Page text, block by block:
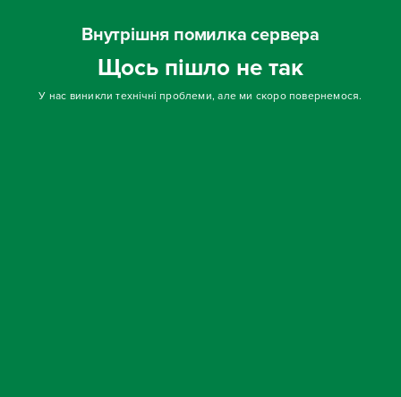
Внутрішня помилка сервера
Щось пішло не так
У нас виникли технічні проблеми, але ми скоро повернемося.